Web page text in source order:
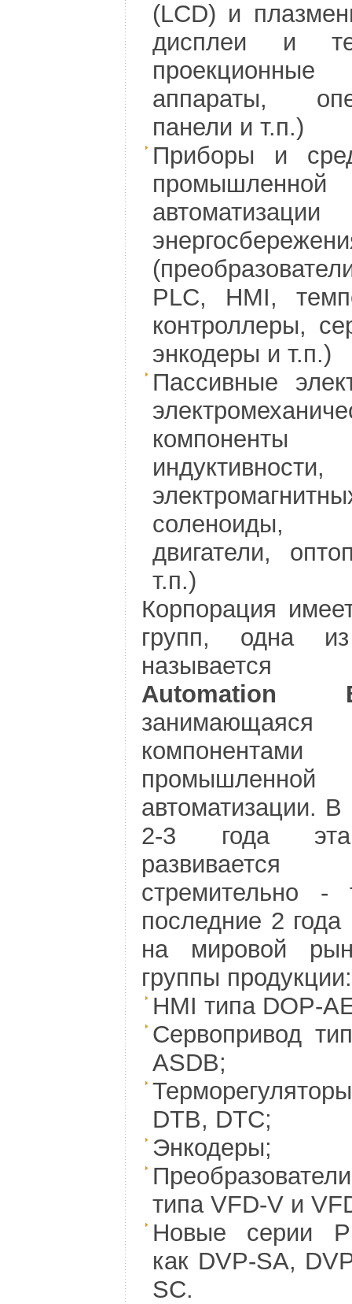
(LCD) и
дисплеи и
аппараты,
панели и т.п.)
Приборы и
промышленной
PLC, HMI,
контроллеры,
энкодеры и т.п.)
Пассивные
соленоиды,
двигатели,
т.п.)
Корпорация
групп, одна
занимающаяся
промышленной
автоматизации. В
2-3 года
стремительно -
последние 2
на мировой
группы продукции:
HMI типа DOP-
Сервопривод
ASDB;
DTB, DTC;
Энкодеры;
типа VFD-V и
Новые серии
как DVP-SA,
SC.